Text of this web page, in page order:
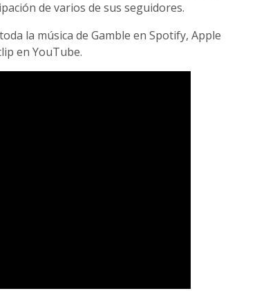
de varios de sus seguidores.
la música de Gamble en Spotify, Apple
en YouTube.